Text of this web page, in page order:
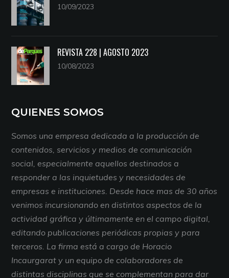
10/09/2023
REVISTA 228 | AGOSTO 2023
10/08/2023
QUIENES SOMOS
Somos una empresa dedicada a la producción de
contenidos, servicios y medios de comunicación
social, especialmente aquellos destinados a
responder a las inquietudes y necesidades de
empresas e instituciones. Desde hace mas de 30 años
venimos incursionando en distintos aspectos de la
actividad gráfica y últimamente en el campo digital,
editando publicaciones periódicas propias y para
terceros. La firma está a cargo de Horacio
Incaurgarat y un equipo de colaboradores de
distintas disciplinas que se complementan para dar